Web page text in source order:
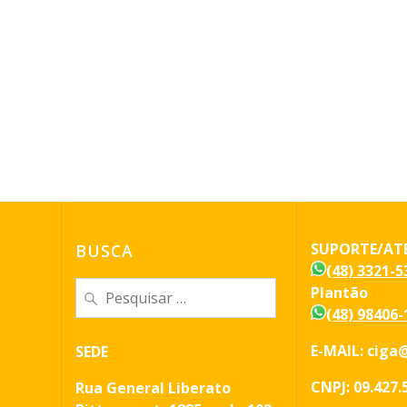
BUSCA
Pesquisar
por:
SEDE
Rua General Liberato
SUPORTE/
(48) 3321-
Plantão
(48) 98406-
E-MAIL:
CNPJ: